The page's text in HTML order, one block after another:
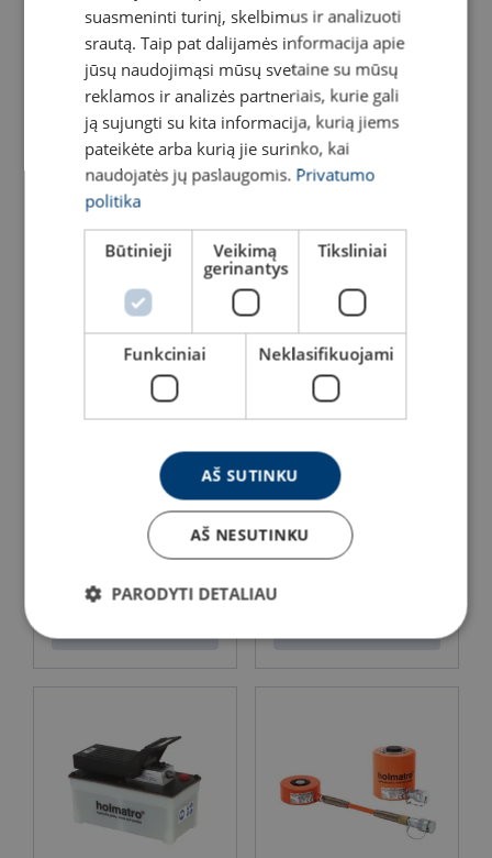
Hidraulinė pompa kojinė
PA 18 F2
Peržiūrėti produktą
Hidraulinė rankinė pompa
PA H 2
Peržiūrėti produktą
Kompaktiška elektrinė
Aliumininis Cilindras HAC
ENGLISH TRANSLATION
suasmeninti turinį, skelbimus ir analizuoti
srautą. Taip pat dalijamės informacija apie
jūsų naudojimąsi mūsų svetaine su mūsų
reklamos ir analizės partneriais, kurie gali
ją sujungti su kita informacija, kurią jiems
pateikėte arba kurią jie surinko, kai
naudojatės jų paslaugomis. Privatumo
politika
Būtinieji
Veikimą
gerinantys
Tiksliniai
Funkciniai Neklasifikuojami
AŠ SUTINKU
AŠ NESUTINKU
PARODYTI DETALIAU